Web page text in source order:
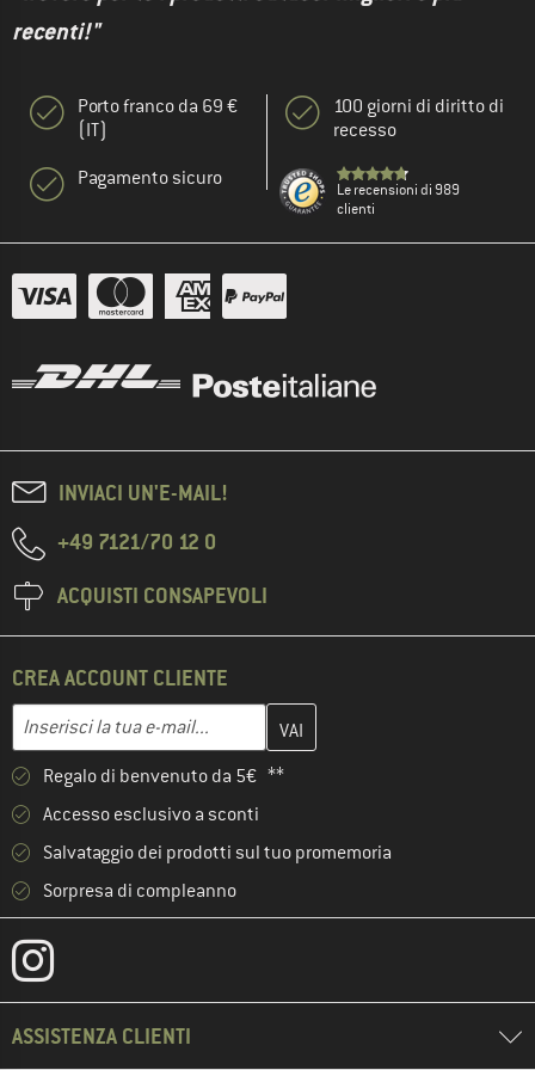
recenti!"
Porto franco da 69 €
(IT)
Pagamento sicuro
100 giorni di diritto di
recesso
Le recensioni di 989
clienti
INVIACI UN'E-MAIL!
+49 7121/70 12 0
ACQUISTI CONSAPEVOLI
CREA ACCOUNT CLIENTE
Indirizzo e-mail
Inserisci qui il tuo indirizzo e-mail e crea il tuo account cliente
Regalo di benvenuto da 5€ **
Accesso esclusivo a sconti
Salvataggio dei prodotti sul tuo promemoria
Sorpresa di compleanno
ASSISTENZA CLIENTI